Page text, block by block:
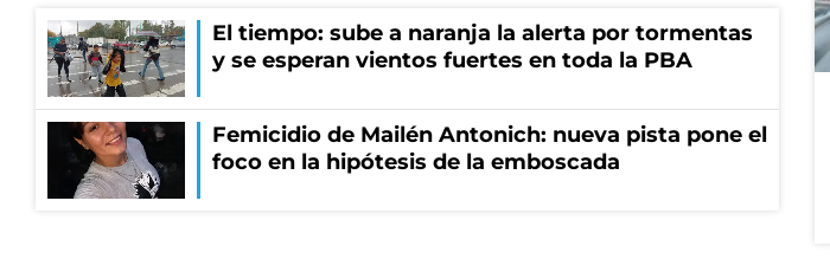
El tiempo: sube a naranja la alerta por tormentas
y se esperan vientos fuertes en toda la PBA
Femicidio de Mailén Antonich: nueva pista pone el
foco en la hipótesis de la emboscada